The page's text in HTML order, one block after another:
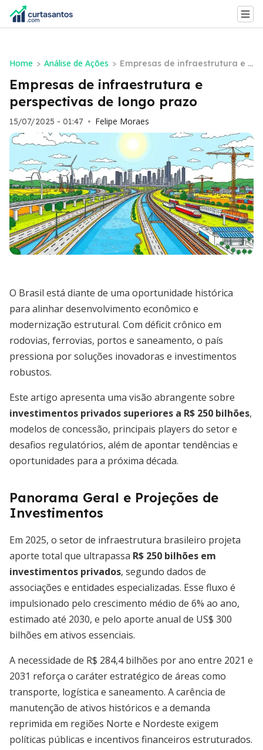
Home > Análise de Ações > Empresas de infraestrutura e p
Empresas de infraestrutura e
perspectivas de longo prazo
15/07/2025 - 01:47 • Felipe Moraes
O Brasil está diante de uma oportunidade histórica
para alinhar desenvolvimento econômico e
modernização estrutural. Com déficit crônico em
rodovias, ferrovias, portos e saneamento, o país
pressiona por soluções inovadoras e investimentos
robustos.
Este artigo apresenta uma visão abrangente sobre
investimentos privados superiores a R$ 250 bilhões,
modelos de concessão, principais players do setor e
desafios regulatórios, além de apontar tendências e
oportunidades para a próxima década.
Panorama Geral e Projeções de
Investimentos
Em 2025, o setor de infraestrutura brasileiro projeta
aporte total que ultrapassa R$ 250 bilhões em
investimentos privados, segundo dados de
associações e entidades especializadas. Esse fluxo é
impulsionado pelo crescimento médio de 6% ao ano,
estimado até 2030, e pelo aporte anual de US$ 300
bilhões em ativos essenciais.
A necessidade de R$ 284,4 bilhões por ano entre 2021 e
2031 reforça o caráter estratégico de áreas como
transporte, logística e saneamento. A carência de
manutenção de ativos históricos e a demanda
reprimida em regiões Norte e Nordeste exigem
políticas públicas e incentivos financeiros estruturados.